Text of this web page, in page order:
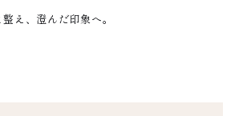
え、澄んだ印象へ。